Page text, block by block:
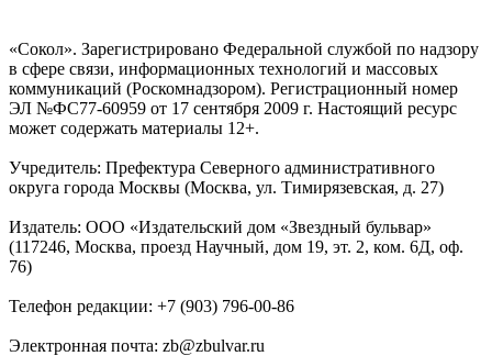
«Сокол». Зарегистрировано Федеральной службой по надзору
в сфере связи, информационных технологий и массовых
коммуникаций (Роскомнадзором). Регистрационный номер
ЭЛ №ФС77-60959 от 17 сентября 2009 г. Настоящий ресурс
может содержать материалы 12+.
Учредитель: Префектура Северного административного
округа города Москвы (Москва, ул. Тимирязевская, д. 27)
Издатель: ООО «Издательский дом «Звездный бульвар»
(117246, Москва, проезд Научный, дом 19, эт. 2, ком. 6Д, оф.
76)
Телефон редакции: +7 (903) 796-00-86
Электронная почта: zb@zbulvar.ru